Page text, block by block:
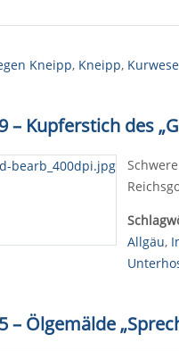
Kneipp, Kneipp,
– Kupferstich des
Allgäu,
– Ölgemälde